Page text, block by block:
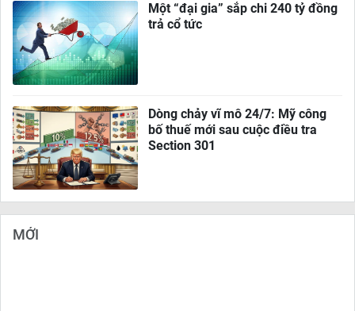
Một “đại gia” sắp chi 240 tỷ đồng
trả cổ tức
Dòng chảy vĩ mô 24/7: Mỹ công
bố thuế mới sau cuộc điều tra
Section 301
MỚI